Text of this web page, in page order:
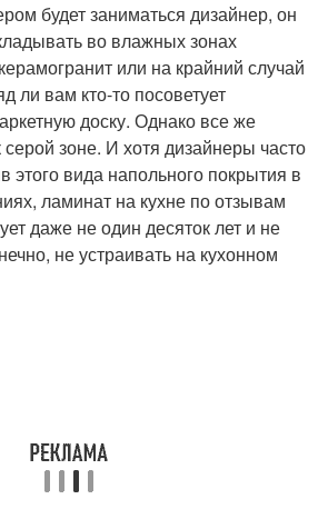
будет заниматься дизайнер, он
во влажных зонах
или на крайний случай
ли вам кто-то посоветует
доску. Однако все же
зоне. И хотя дизайнеры часто
этого вида напольного покрытия в
ламинат на кухне по отзывам
даже не один десяток лет и не
не устраивать на кухонном